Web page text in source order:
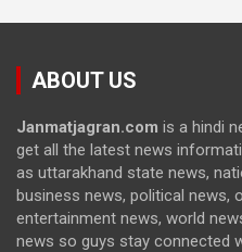
ABOUT US
Janmatjagran.com is a hindi
get all the latest news
as uttarakhand state news,
business news, political news,
entertainment news, world
news so guys stay connected